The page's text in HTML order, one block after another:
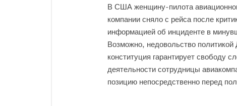
В США женщину-пилота
компании сняло с рейса после
информацией об инциденте в
Возможно, недовольство
конституция гарантирует свободу
деятельности сотрудницы
позицию непосредственно перед